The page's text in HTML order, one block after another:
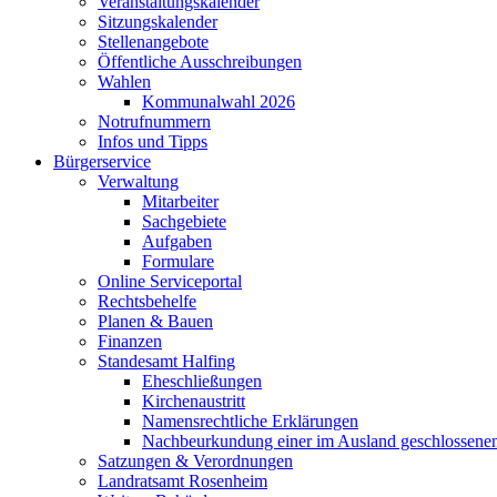
Sitzungskalender
Stellenangebote
Öffentliche Ausschreibungen
Wahlen
Kommunalwahl 2026
Notrufnummern
Infos und Tipps
Bürgerservice
Verwaltung
Mitarbeiter
Sachgebiete
Aufgaben
Formulare
Online Serviceportal
Rechtsbehelfe
Planen & Bauen
Finanzen
Standesamt Halfing
Eheschließungen
Kirchenaustritt
Namensrechtliche Erklärungen
Nachbeurkundung einer im Ausland
Satzungen & Verordnungen
Landratsamt Rosenheim